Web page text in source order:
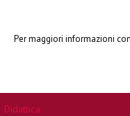
Per maggiori informazioni
Didattica